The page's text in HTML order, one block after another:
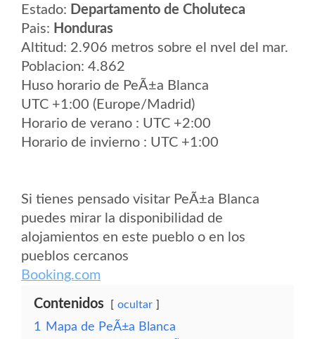
Estado: Departamento de Choluteca
Pais: Honduras
Altitud: 2.906 metros sobre el nvel del mar.
Poblacion: 4.862
Huso horario de PeÃ±a Blanca
UTC +1:00 (Europe/Madrid)
Horario de verano : UTC +2:00
Horario de invierno : UTC +1:00
Si tienes pensado visitar PeÃ±a Blanca
puedes mirar la disponibilidad de
alojamientos en este pueblo o en los
pueblos cercanos
Booking.com
Contenidos ocultar
1
Mapa de PeÃ±a Blanca